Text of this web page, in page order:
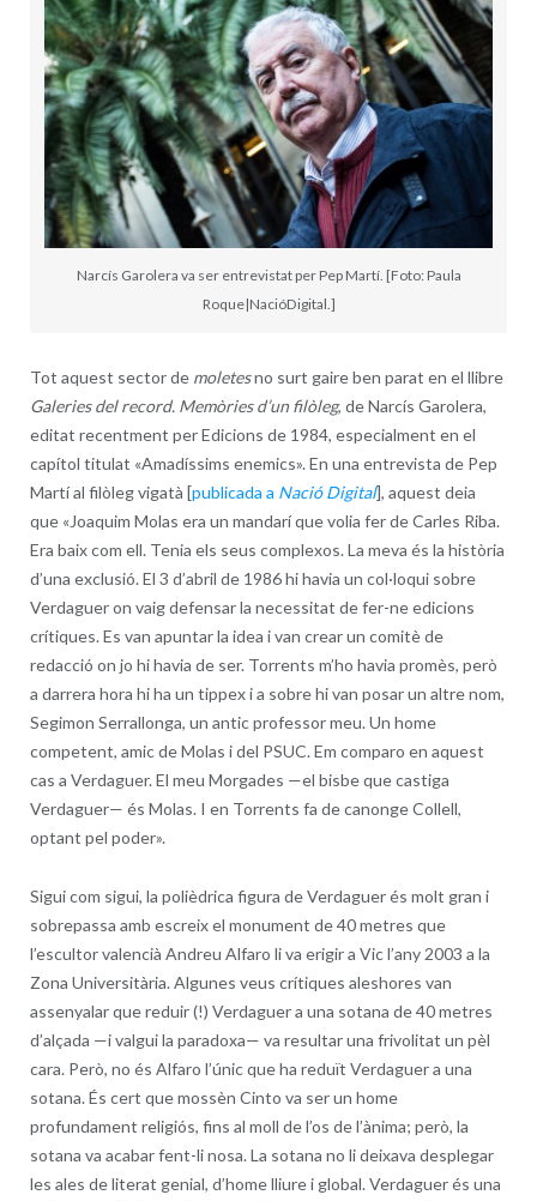
Narcís Garolera va ser entrevistat per Pep Martí. [Foto: Paula
Roque|NacióDigital.]
Tot aquest sector de moletesno surt gaire ben parat en el llibre
Galeries del record. Memòries d’un filòleg, de Narcís Garolera,
editat recentment per Edicions de 1984, especialment en el
capítol titulat «Amadíssims enemics». En una entrevista de Pep
Martí al filòleg vigatà [publicada a Nació Digital], aquest deia
que «Joaquim Molas era un mandarí que volia fer de Carles Riba.
Era baix com ell. Tenia els seus complexos. La meva és la història
d’una exclusió. El 3 d’abril de 1986 hi havia un col·loqui sobre
Verdaguer on vaig defensar la necessitat de fer-ne edicions
crítiques. Es van apuntar la idea i van crear un comitè de
redacció on jo hi havia de ser. Torrents m’ho havia promès, però
a darrera hora hi ha un tippex i a sobre hi van posar un altre nom,
Segimon Serrallonga, un antic professor meu. Un home
competent, amic de Molas i del PSUC. Em comparo en aquest
cas a Verdaguer. El meu Morgades —el bisbe que castiga
Verdaguer— és Molas. I en Torrents fa de canonge Collell,
optant pel poder».
Sigui com sigui, la polièdrica figura de Verdaguer és molt gran i
sobrepassa amb escreix el monument de 40 metres que
l’escultor valencià Andreu Alfaro li va erigir a Vic l’any 2003 a la
Zona Universitària. Algunes veus crítiques aleshores van
assenyalar que reduir (!) Verdaguer a una sotana de 40 metres
d’alçada —i valgui la paradoxa— va resultar una frivolitat un pèl
cara. Però, no és Alfaro l’únic que ha reduït Verdaguer a una
sotana. És cert que mossèn Cinto va ser un home
profundament religiós, fins al moll de l’os de l’ànima; però, la
sotana va acabar fent-li nosa. La sotana no li deixava desplegar
les ales de literat genial, d’home lliure i global. Verdaguer és una